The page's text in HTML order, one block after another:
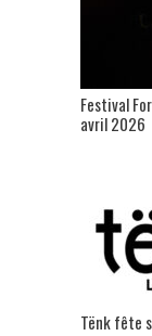
Festival
avril 2026
Tënk fête